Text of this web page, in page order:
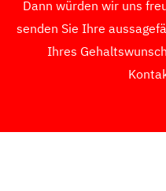
Dann würden wir uns
senden Sie Ihre
Ihres